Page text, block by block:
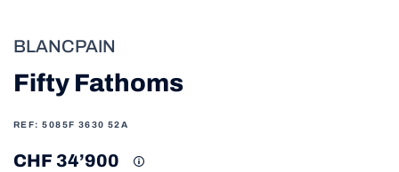
BLANCPAIN
Fifty Fathoms
REF: 5085F 3630 52A
CHF 34’900